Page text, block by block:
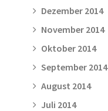
Dezember 2014
November 2014
Oktober 2014
September 2014
August 2014
Juli 2014